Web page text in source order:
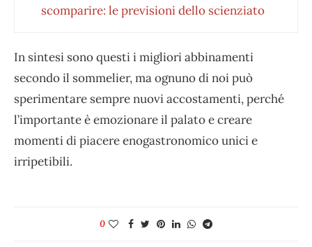
scomparire: le previsioni dello scienziato
In sintesi sono questi i migliori abbinamenti
secondo il sommelier, ma ognuno di noi può
sperimentare sempre nuovi accostamenti, perché
l’importante è emozionare il palato e creare
momenti di piacere enogastronomico unici e
irripetibili.
0